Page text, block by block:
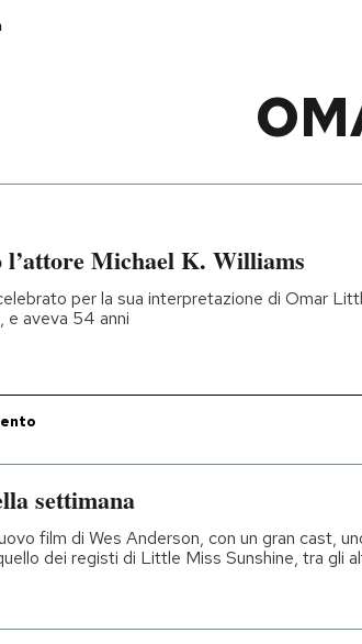
Boomer!
Michael K. Williams
per la sua interpretazione di Omar
e aveva 54 anni
settimana
film di Wes Anderson, con un gran cast,
dei registi di Little Miss Sunshine, tra gli